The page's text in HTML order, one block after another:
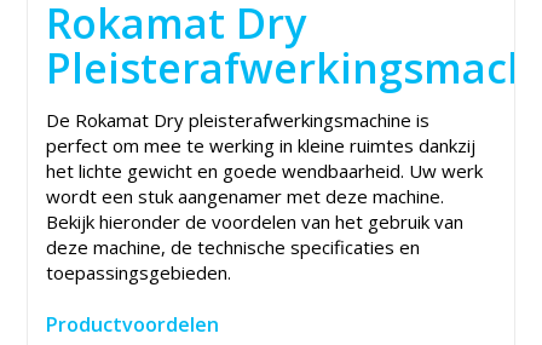
Rokamat Dry
De Rokamat Dry pleisterafwerkingsmachine is
perfect om mee te werking in kleine ruimtes dankzij
het lichte gewicht en goede wendbaarheid. Uw werk
wordt een stuk aangenamer met deze machine.
Bekijk hieronder de voordelen van het gebruik van
deze machine, de technische specificaties en
toepassingsgebieden.
Productvoordelen